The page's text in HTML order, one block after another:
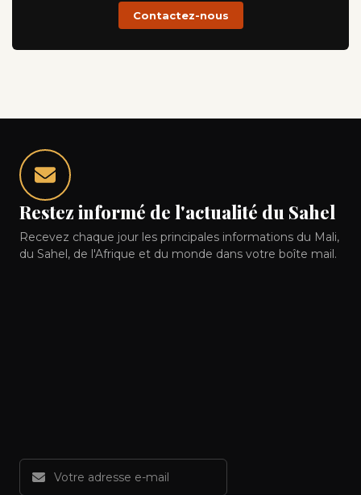
Contactez-nous
Restez informé de l'actualité du Sahel
Recevez chaque jour les principales informations du Mali,
du Sahel, de l'Afrique et du monde dans votre boîte mail.